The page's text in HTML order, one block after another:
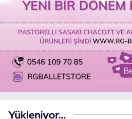
Yükleniyor...